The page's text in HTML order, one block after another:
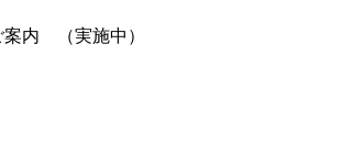
案内 （実施中）